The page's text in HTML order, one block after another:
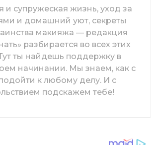
и супружеская жизнь, уход за
и домашний уют, секреты
макияжа — редакция
разбирается во всех этих
ты найдешь поддержку в
начинании. Мы знаем, как с
к любому делу. И с
подскажем тебе!